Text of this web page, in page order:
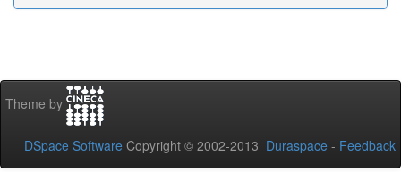
Theme by
DSpace Software Copyright © 2002-2013 Duraspace - Feedback